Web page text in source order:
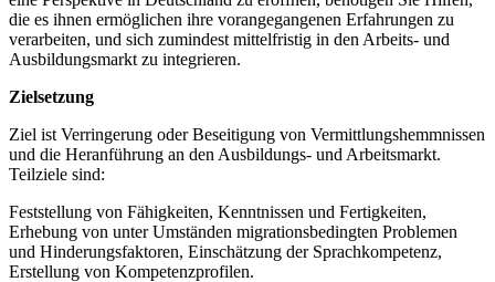
die es ihnen ermöglichen ihre vorangegangenen Erfahrungen zu
verarbeiten, und sich zumindest mittelfristig in den Arbeits- und
Ausbildungsmarkt zu integrieren.
Zielsetzung
Ziel ist Verringerung oder Beseitigung von Vermittlungshemmnissen
und die Heranführung an den Ausbildungs- und Arbeitsmarkt.
Teilziele sind:
Feststellung von Fähigkeiten, Kenntnissen und Fertigkeiten,
Erhebung von unter Umständen migrationsbedingten Problemen
und Hinderungsfaktoren, Einschätzung der Sprachkompetenz,
Erstellung von Kompetenzprofilen.